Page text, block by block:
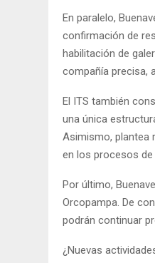
En paralelo,
confirmación de
habilitación de
compañía precisa,
El ITS también
una única
Asimismo, plantea
en los procesos
Por último,
Orcopampa. De
podrán continuar
¿Nuevas